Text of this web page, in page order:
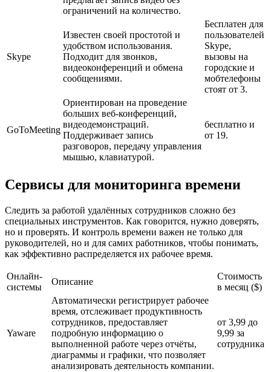
ограничений на количество.
Skype
Известен своей простотой и
удобством использования.
Подходит для звонков,
видеоконференций и обмена
сообщениями.
Бесплатен для
пользователей
Skype,
вызовы на
городские и
мобтелефоны
стоят от 3.
GoToMeeting
Ориентирован на проведение
больших веб-конференций,
видеодемонстраций.
Поддерживает запись
разговоров, передачу управления
мышью, клавиатурой.
бесплатно и
от 19.
Сервисы для мониторинга времени
Следить за работой удалённых сотрудников сложно без
специальных инструментов. Как говорится, нужно доверять,
но и проверять. И контроль времени важен не только для
руководителей, но и для самих работников, чтобы понимать,
как эффективно распределяется их рабочее время.
Онлайн-
системы
Описание
Стоимость
в месяц ($)
Yaware
Автоматически регистрирует рабочее
время, отслеживает продуктивность
сотрудников, предоставляет
подробную информацию о
выполненной работе через отчёты,
диаграммы и графики, что позволяет
анализировать деятельность компании.
от 3,99 до
9,99 за
сотрудника